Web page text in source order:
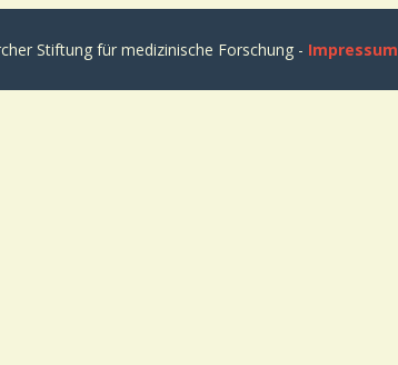
Stiftung für medizinische Forschung - Impressum